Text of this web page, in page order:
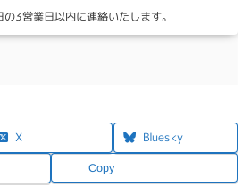
3営業日以内に連絡いたします。
X Bluesky
Copy